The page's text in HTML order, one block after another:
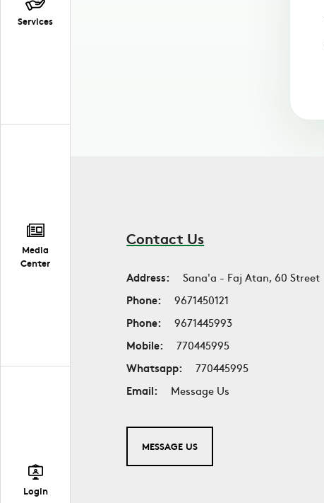
Services
Media
Center
Login
Contact Us
Address:
Sana'a - Faj Atan, 60 Street
Phone:
9671450121
Phone:
9671445993
Mobile:
770445995
Whatsapp:
770445995
Email:
Message Us
MESSAGE US